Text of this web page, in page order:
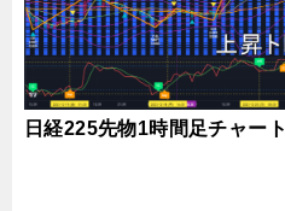
日経225先物1時間足チャート